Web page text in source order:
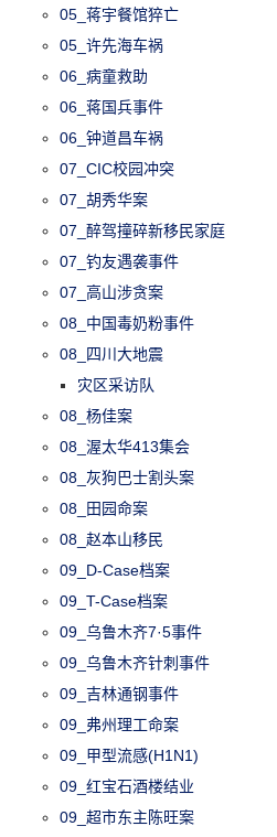
05_蒋宇餐馆猝亡
05_许先海车祸
06_病童救助
06_蒋国兵事件
06_钟道昌车祸
07_CIC校园冲突
07_胡秀华案
07_醉驾撞碎新移民家庭
07_钓友遇袭事件
07_高山涉贪案
08_中国毒奶粉事件
08_四川大地震
灾区采访队
08_杨佳案
08_渥太华413集会
08_灰狗巴士割头案
08_田园命案
08_赵本山移民
09_D-Case档案
09_T-Case档案
09_乌鲁木齐7·5事件
09_乌鲁木齐针刺事件
09_吉林通钢事件
09_弗州理工命案
09_甲型流感(H1N1)
09_红宝石酒楼结业
09_超市东主陈旺案